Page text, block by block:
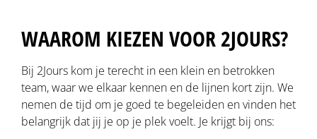
WAAROM KIEZEN VOOR 2JOURS?
Bij 2Jours kom je terecht in een klein en betrokken
team, waar we elkaar kennen en de lijnen kort zijn. We
nemen de tijd om je goed te begeleiden en vinden het
belangrijk dat jij je op je plek voelt. Je krijgt bij ons: